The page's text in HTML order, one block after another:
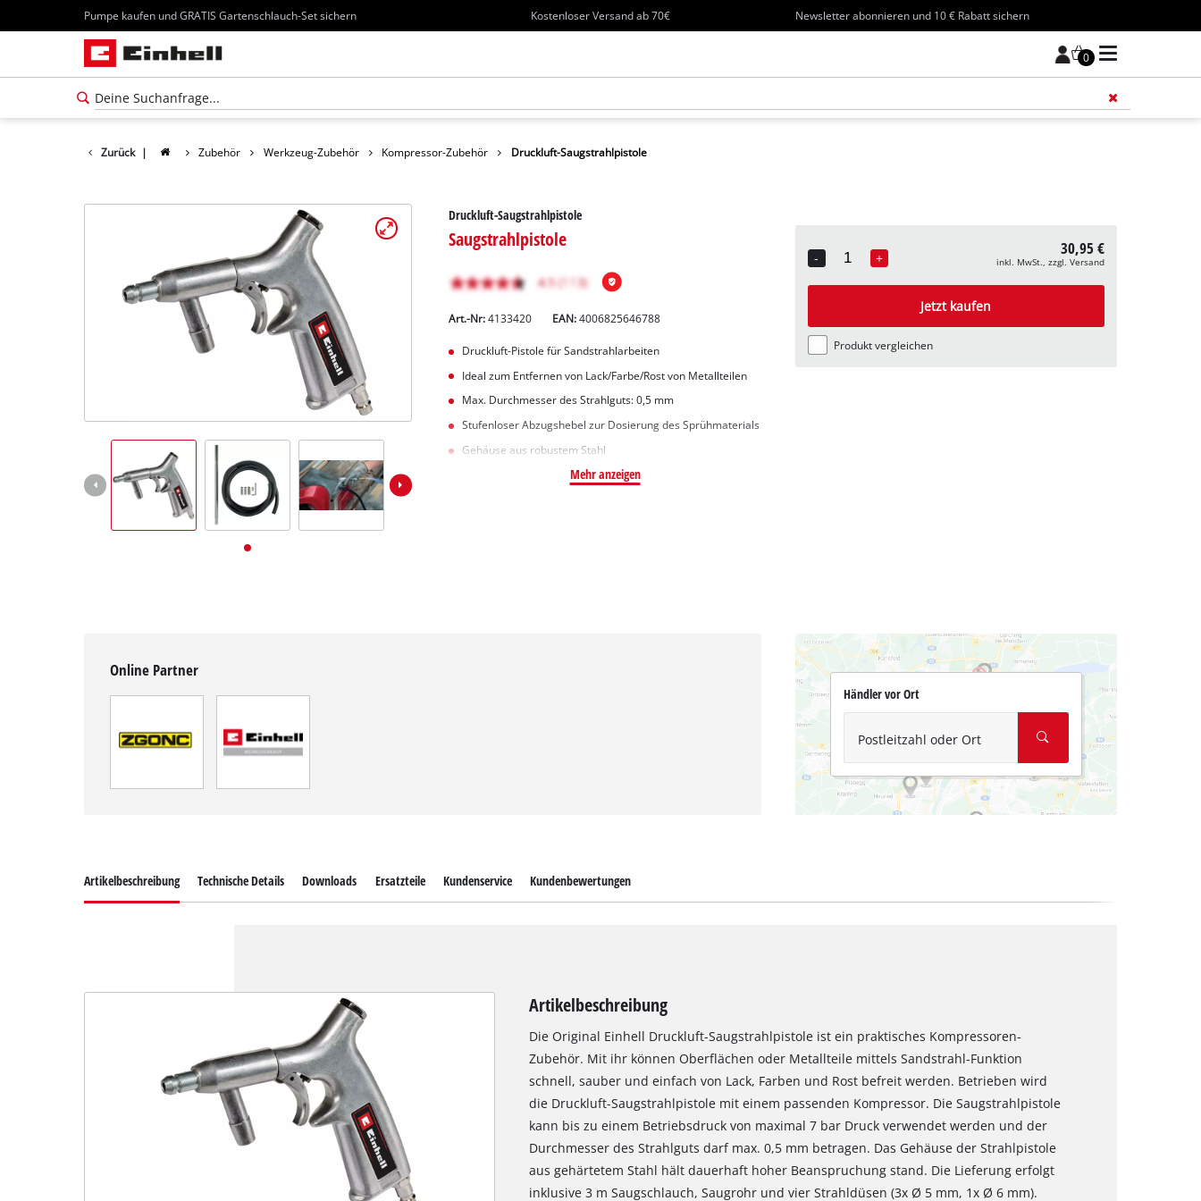
Pumpe kaufen und GRATIS Gartenschlauch-Set sichern Kostenloser Versand ab 70€ Newsletter abonnieren und 10 € Rabatt sichern
0
Zurück | Zubehör Werkzeug-Zubehör Kompressor-Zubehör Druckluft-Saugstrahlpistole
Druckluft-Saugstrahlpistole
Saugstrahlpistole
Art.-Nr:4133420 EAN:4006825646788
Druckluft-Pistole für Sandstrahlarbeiten
Ideal zum Entfernen von Lack/Farbe/Rost von Metallteilen
Max. Durchmesser des Strahlguts: 0,5 mm
Stufenloser Abzugshebel zur Dosierung des Sprühmaterials
Gehäuse aus robustem Stahl
Mehr anzeigen
-
Quantity
+ 30,95 €
inkl. MwSt., zzgl. Versand
Jetzt kaufen
Produkt vergleichen
Online Partner
Händler vor Ort
Postleitzahl oder Ort
Artikelbeschreibung Technische Details Downloads Ersatzteile Kundenservice Kundenbewertungen
Artikelbeschreibung
Die Original Einhell Druckluft-Saugstrahlpistole ist ein praktisches Kompressoren-
Zubehör. Mit ihr können Oberflächen oder Metallteile mittels Sandstrahl-Funktion
schnell, sauber und einfach von Lack, Farben und Rost befreit werden. Betrieben wird
die Druckluft-Saugstrahlpistole mit einem passenden Kompressor. Die Saugstrahlpistole
kann bis zu einem Betriebsdruck von maximal 7 bar Druck verwendet werden und der
Durchmesser des Strahlguts darf max. 0,5 mm betragen. Das Gehäuse der Strahlpistole
aus gehärtetem Stahl hält dauerhaft hoher Beanspruchung stand. Die Lieferung erfolgt
inklusive 3 m Saugschlauch, Saugrohr und vier Strahldüsen (3x Ø 5 mm, 1x Ø 6 mm).